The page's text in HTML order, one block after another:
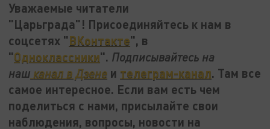
Уважаемые читатели
"Царьграда"! Присоединяйтесь к нам в
соцсетях "ВКонтакте", в
"Одноклассники". Подписывайтесь на
наш канал в Дзене и телеграм-канал. Там все
самое интересное. Если вам есть чем
поделиться с нами, присылайте свои
наблюдения, вопросы, новости на